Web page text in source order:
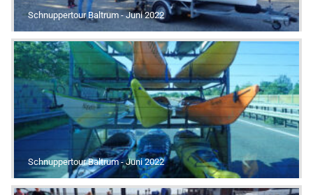
Schnuppertour Baltrum - Juni 2022
Schnuppertour Baltrum - Juni 2022